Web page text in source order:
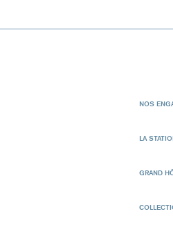
NOS
LA
GRAND